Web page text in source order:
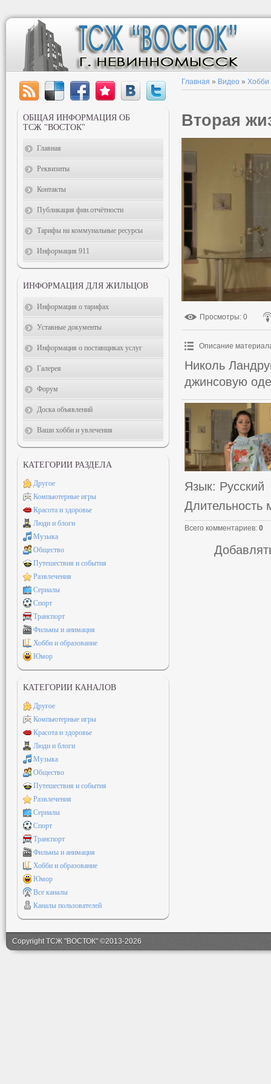
Главная » Видео » Хобби
Вторая
Просмотры: 0
Описание
Николь
джинсовую
Язык: Русский
Длительность
Всего комментариев: 0
ОБЩАЯ ИНФОРМАЦИЯ ОБ
ТСЖ "ВОСТОК"
Главная
Реквизиты
Контакты
Публикация фин.отчётности
Тарифы на коммунальные ресурсы
Информация 911
ИНФОРМАЦИЯ ДЛЯ ЖИЛЬЦОВ
Информация о тарифах
Уставные документы
Информация о поставщиках услуг
Галерея
Форум
Доска объявлений
Ваши хобби и увлечения
КАТЕГОРИИ РАЗДЕЛА
Другое
Компьютерные игры
Красота и здоровье
Люди и блоги
Музыка
Общество
Путешествия и события
Развлечения
Сериалы
Спорт
Транспорт
Фильмы и анимация
Хобби и образование
Юмор
КАТЕГОРИИ КАНАЛОВ
Другое
Компьютерные игры
Красота и здоровье
Люди и блоги
Музыка
Общество
Путешествия и события
Развлечения
Сериалы
Спорт
Транспорт
Фильмы и анимация
Хобби и образование
Юмор
Все каналы
Каналы пользователей
Copyright ТСЖ "ВОСТОК" ©2013-2026